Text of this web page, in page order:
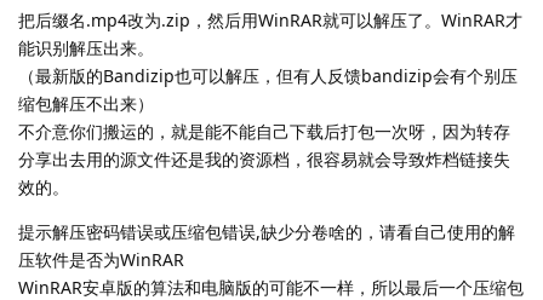
把后缀名.mp4改为.zip，然后用WinRAR就可以解压了。WinRAR才
能识别解压出来。
（最新版的Bandizip也可以解压，但有人反馈bandizip会有个别压
缩包解压不出来）
不介意你们搬运的，就是能不能自己下载后打包一次呀，因为转存
分享出去用的源文件还是我的资源档，很容易就会导致炸档链接失
效的。
提示解压密码错误或压缩包错误,缺少分卷啥的，请看自己使用的解
压软件是否为WinRAR
WinRAR安卓版的算法和电脑版的可能不一样，所以最后一个压缩包